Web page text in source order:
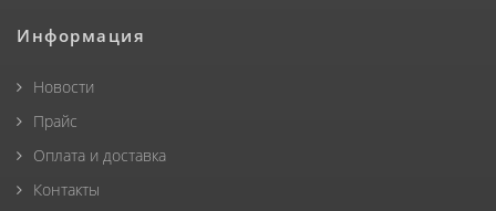
Информация
Новости
Прайс
Оплата и доставка
Контакты